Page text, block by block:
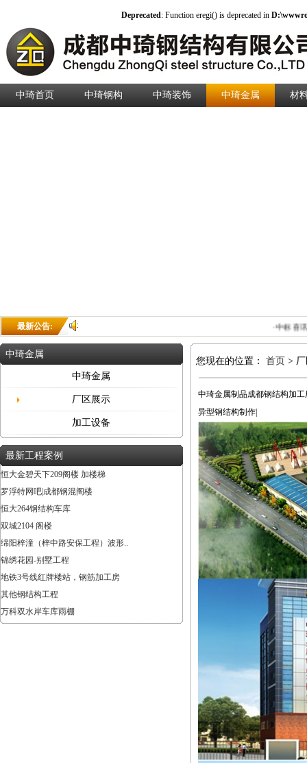
Deprecated: Function eregi() is deprecated in
中琦首页 中琦钢构 中琦装饰 中琦金属 材
最新公告: ·中标喜讯
中琦金属
中琦金属
厂区展示
加工设备
最新工程案例
恒大金碧天下209阁楼 加楼梯
罗浮特网吧|成都钢混阁楼
恒大264钢结构车库
双城2104 阁楼
绵阳梓潼（梓中路安保工程）波形..
锦绣花园-别墅工程
地铁3号线红牌楼站，钢筋加工房
其他钢结构工程
万科双水岸车库雨棚
您现在的位置： 首页 >
中琦金属制品成都钢结构加
异型钢结构制作|